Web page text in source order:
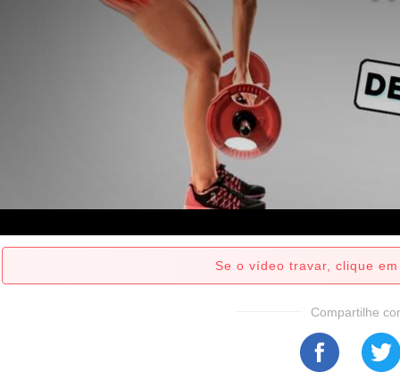
Se o vídeo travar, clique
Compartilhe